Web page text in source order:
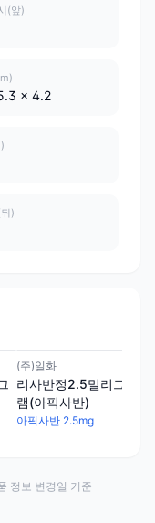
(앞)
x 4.2
)
(주)일화
리사반정2.5밀리그
램(아픽사반)
아픽사반 2.5mg
정보 변경일 기준